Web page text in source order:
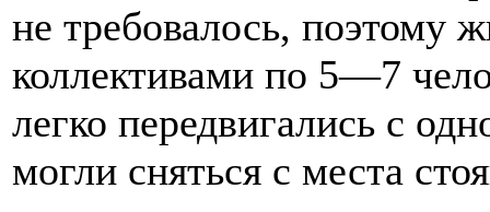
не требовалось, поэтому
коллективами по 5—7
легко передвигались с
могли сняться с места